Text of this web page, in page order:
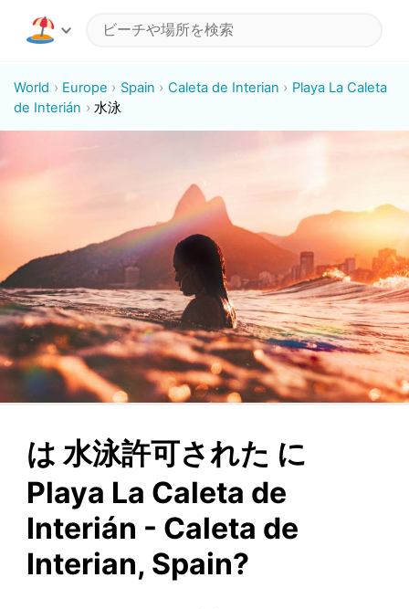
World Europe Spain Caleta de Interian
Playa La Caleta
de Interián
水泳
は 水泳許可された に
Playa La Caleta de
Interián - Caleta de
Interian, Spain?